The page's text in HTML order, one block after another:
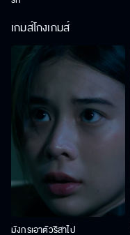
เกมส์โกงเกมส์
มังกรเอาตัวริสาไป